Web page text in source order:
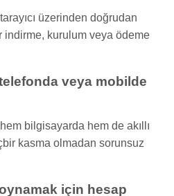
üzerinden doğrudan
kurulum veya ödeme
veya mobilde
bilgisayarda hem de akıllı
kasma olmadan sorunsuz
için hesap